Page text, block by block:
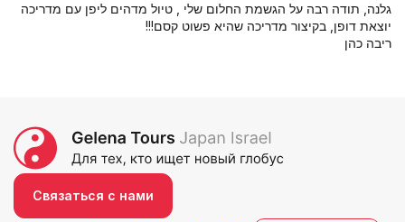
גלנה, תודה רבה על הגשמת החלום שלי , טיול מדהים ליפן עם מדריכה
יוצאת דופן, בקיצור מדריכה שהיא פשוט קסם!!!
ריבה כהן
Связаться с нами